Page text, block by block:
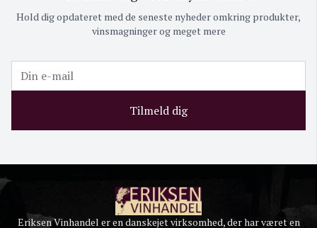
Hold dig opdateret med de seneste nyheder omkring produkter,
vinsmagninger og meget mere
Tilmeld dig
Eriksen Vinhandel er en danskejet virksomhed, der har været en